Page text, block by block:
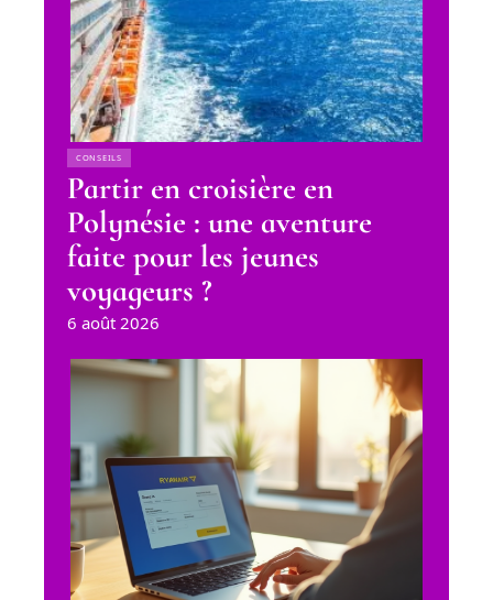
CONSEILS
Partir en croisière en
Polynésie : une aventure
faite pour les jeunes
voyageurs ?
6 août 2026